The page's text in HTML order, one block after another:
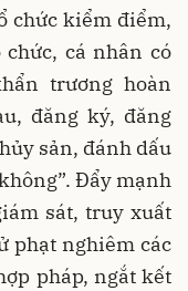
chức kiểm điểm,
cá nhân có
trương hoàn
đăng ký, đăng
sản, đánh dấu
Đẩy mạnh
sát, truy xuất
phạt nghiêm các
pháp, ngắt kết